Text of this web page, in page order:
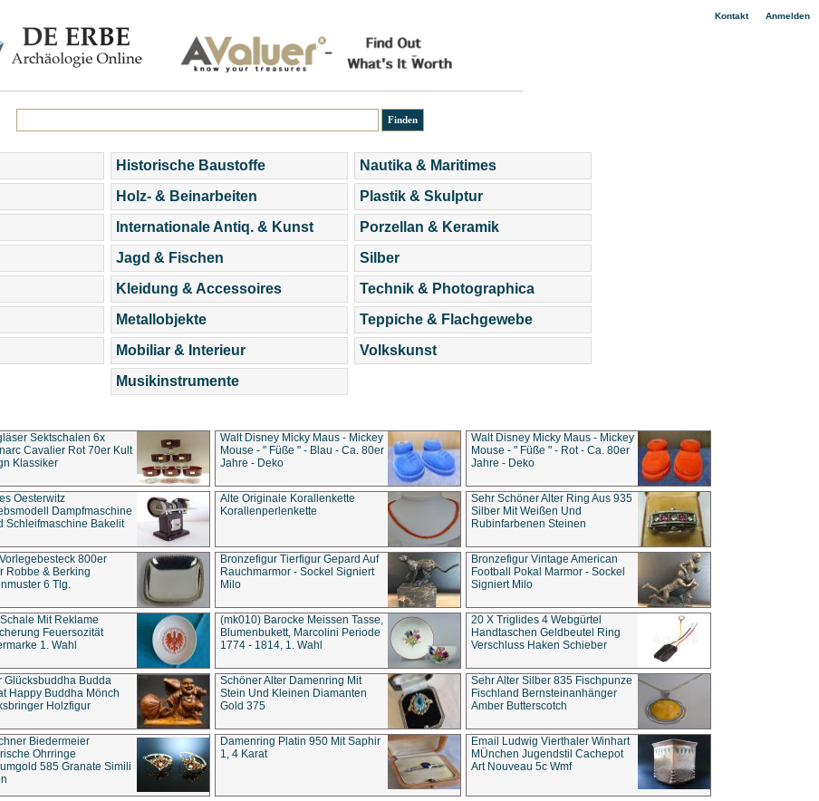
Kontakt| Anmelden
Historische Baustoffe
Holz- & Beinarbeiten
Internationale Antiq. & Kunst
Jagd & Fischen
Kleidung & Accessoires
Metallobjekte
Mobiliar & Interieur
Musikinstrumente
Nautika & Maritimes
Plastik & Skulptur
Porzellan & Keramik
Silber
Technik & Photographica
Teppiche & Flachgewebe
Volkskunst
Sektschalen 6x
Cavalier Rot 70er Kult
Klassiker
Walt Disney Micky Maus - Mickey
Mouse - " Füße " - Blau - Ca. 80er
Jahre - Deko
Walt Disney Micky Maus - Mickey
Mouse - " Füße " - Rot - Ca. 80er
Jahre - Deko
Oesterwitz
Dampfmaschine
Schleifmaschine Bakelit
Alte Originale Korallenkette
Korallenperlenkette
Sehr Schöner Alter Ring Aus 935
Silber Mit Weißen Und
Rubinfarbenen Steinen
800er
Robbe & Berking
6 Tlg.
Bronzefigur Tierfigur Gepard Auf
Rauchmarmor - Sockel Signiert
Milo
Bronzefigur Vintage American
Football Pokal Marmor - Sockel
Signiert Milo
Mit Reklame
Feuersozität
1. Wahl
(mk010) Barocke Meissen Tasse,
Blumenbukett, Marcolini Periode
1774 - 1814, 1. Wahl
20 X Triglides 4 Webgürtel
Handtaschen Geldbeutel Ring
Verschluss Haken Schieber
Glücksbuddha Budda
Happy Buddha Mönch
Holzfigur
Schöner Alter Damenring Mit
Stein Und Kleinen Diamanten
Gold 375
Sehr Alter Silber 835 Fischpunze
Fischland Bernsteinanhänger
Amber Butterscotch
Biedermeier
Ohrringe
585 Granate Simili
Damenring Platin 950 Mit Saphir
1, 4 Karat
Email Ludwig Vierthaler Winhart
MÜnchen Jugendstil Cachepot
Art Nouveau 5c Wmf